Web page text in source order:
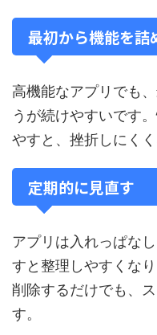
最初から機能を詰
高機能なアプリでも
うが続けやすいです
やすと、挫折しにくく
定期的に見直す
アプリは入れっぱな
すと整理しやすくな
削除するだけでも、
す。